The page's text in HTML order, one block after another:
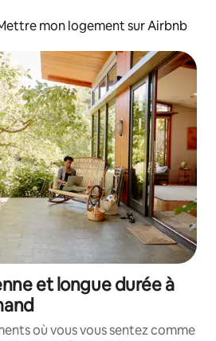
mon logement sur Airbnb
et longue durée à
où vous vous sentez comme